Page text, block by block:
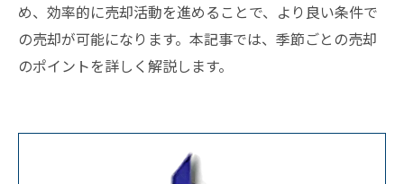
め、効率的に売却活動を進めることで、より良い条件で
の売却が可能になります。本記事では、季節ごとの売却
のポイントを詳しく解説します。